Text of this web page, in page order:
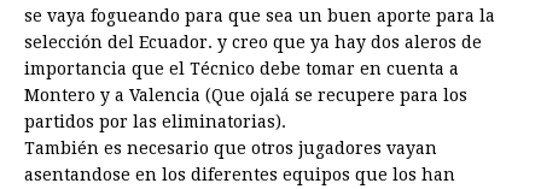
se vaya fogueando para que sea un buen aporte para la
selección del Ecuador. y creo que ya hay dos aleros de
importancia que el Técnico debe tomar en cuenta a
Montero y a Valencia (Que ojalá se recupere para los
partidos por las eliminatorias).
También es necesario que otros jugadores vayan
asentandose en los diferentes equipos que los han